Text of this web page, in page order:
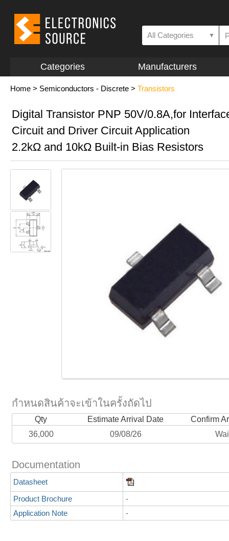
All Categories ▼
Categories Manufacturers
Home > Semiconductors - Discrete > Transistors
Digital Transistor PNP 50V/0.8A,for
Circuit and Driver Circuit Application
2.2kΩ and 10kΩ Built-in Bias Resistors
กำหนดสินค้าจะเข้าในครั้งถัดไป
Qty Estimate Arrival Date
Confirm
36,000
09/08/26
Documentation
Datasheet
Product Brochure
-
Application Note
-